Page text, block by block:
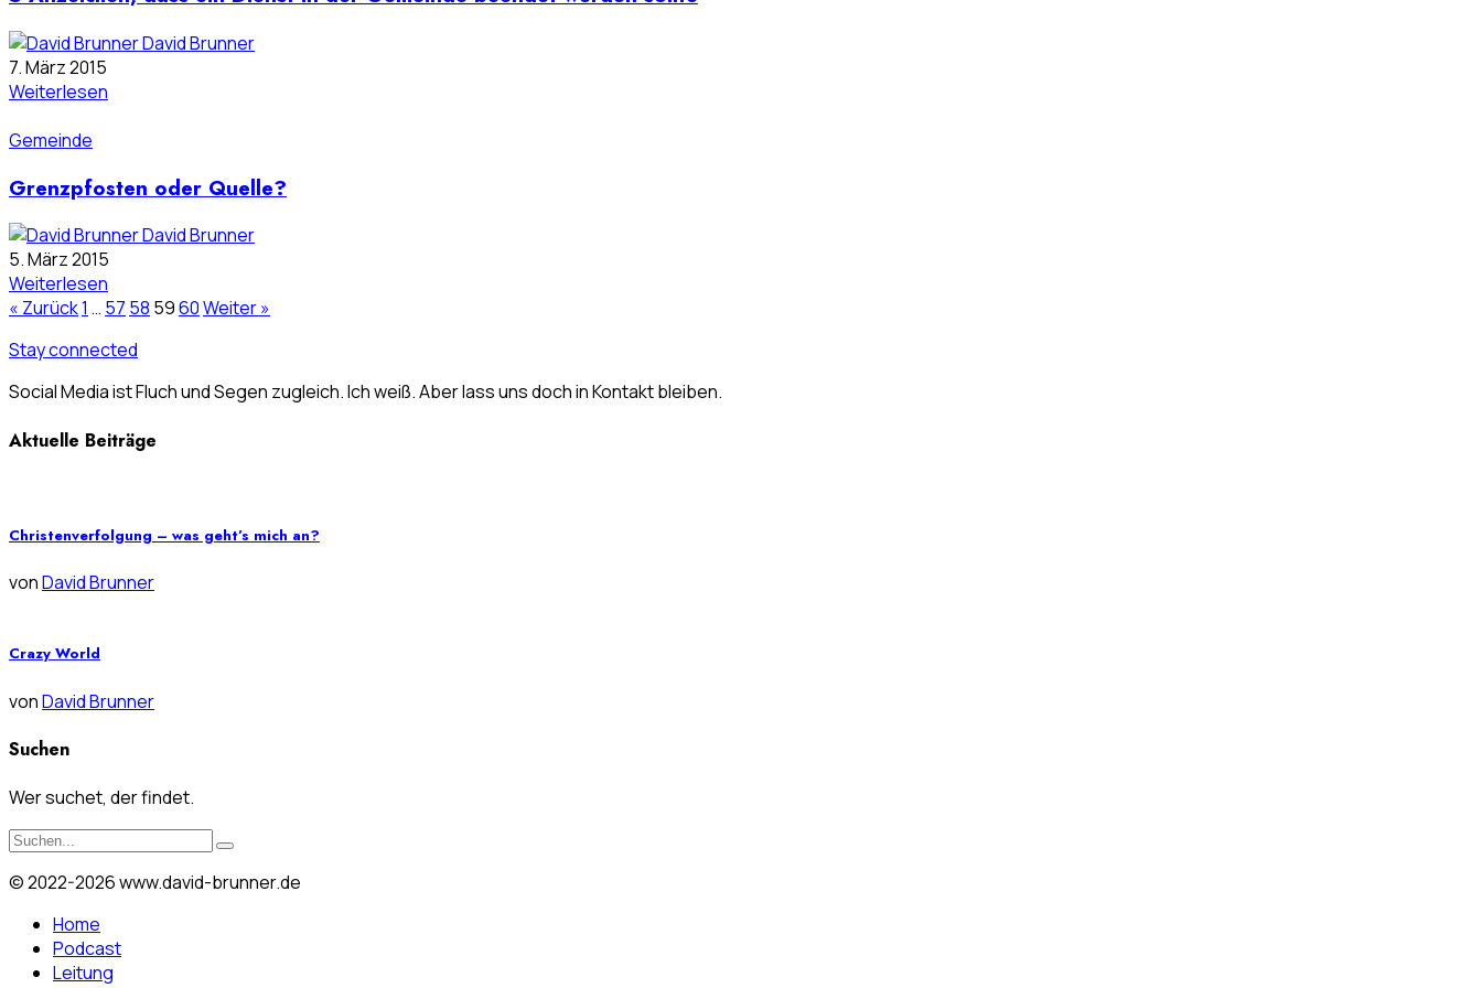
David Brunner
7. März 2015
Weiterlesen
Gemeinde
Grenzpfosten oder Quelle?
David Brunner
5. März 2015
Weiterlesen
« Zurück1 … 57 58 5960Weiter »
Stay connected
Social Media ist Fluch und Segen zugleich. Ich weiß. Aber lass uns doch in Kontakt bleiben.
Aktuelle Beiträge
Christenverfolgung – was geht’s mich an?
vonDavid Brunner
Crazy World
vonDavid Brunner
Suchen
Wer suchet, der findet.
© 2022-2026 www.david-brunner.de
Home
Podcast
Leitung